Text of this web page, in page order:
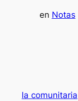
en Notas
la comunitaria